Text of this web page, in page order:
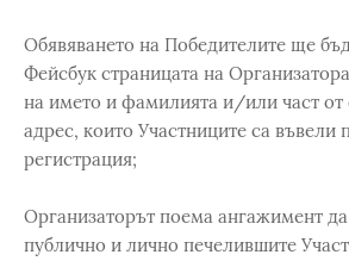
Обявяването на Победителите ще
Фейсбук страницата на
на името и фамилията и/или част от
адрес, които Участниците са въвели
регистрация;
Организаторът поема ангажимент
публично и лично печелившите